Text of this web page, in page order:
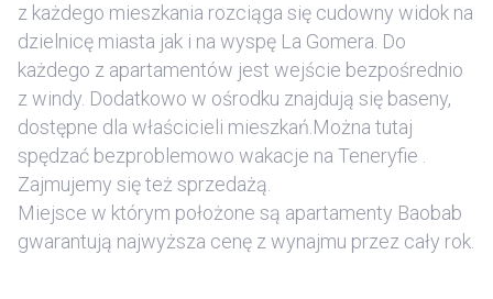
z każdego mieszkania rozciąga się cudowny widok na
dzielnicę miasta jak i na wyspę La Gomera. Do
każdego z apartamentów jest wejście bezpośrednio
z windy. Dodatkowo w ośrodku znajdują się baseny,
dostępne dla właścicieli mieszkań.Można tutaj
spędzać bezproblemowo wakacje na Teneryfie .
Zajmujemy się też sprzedażą.
Miejsce w którym położone są apartamenty Baobab
gwarantują najwyższa cenę z wynajmu przez cały rok.